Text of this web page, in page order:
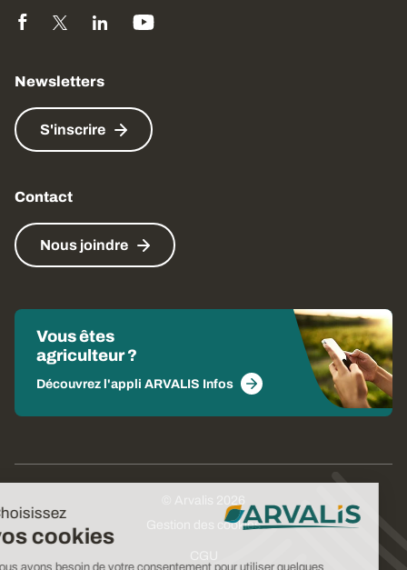
Choisissez
vos cookies
Nous avons besoin de votre consentement pour utiliser quelques
Newsletters
S'inscrire
Contact
Nous joindre
Vous êtes
agriculteur ?
Découvrez l'appli ARVALIS Infos
Gestion des cookies